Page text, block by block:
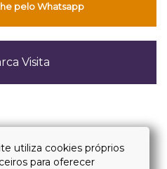
pelo Whatsapp
Visita
utiliza cookies próprios
para oferecer